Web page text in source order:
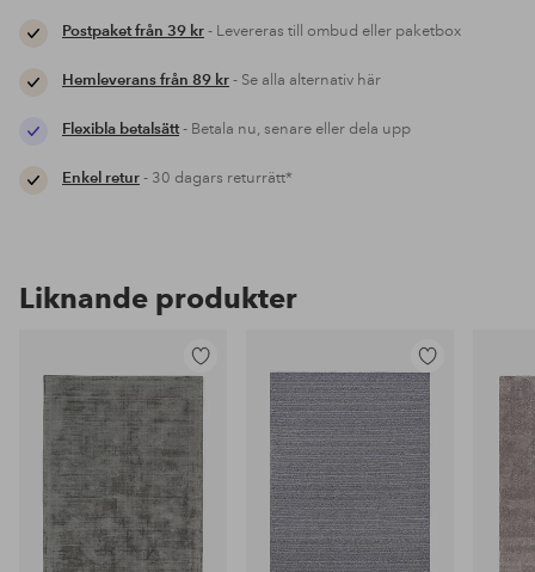
Postpaket från 39 kr- Levereras till ombud eller paketbox
Hemleverans från 89 kr- Se alla alternativ här
Flexibla betalsätt- Betala nu, senare eller dela upp
Enkel retur- 30 dagars returrätt*
Liknande produkter
Lägg
till
i
favoriter
Lägg
till
i
favoriter